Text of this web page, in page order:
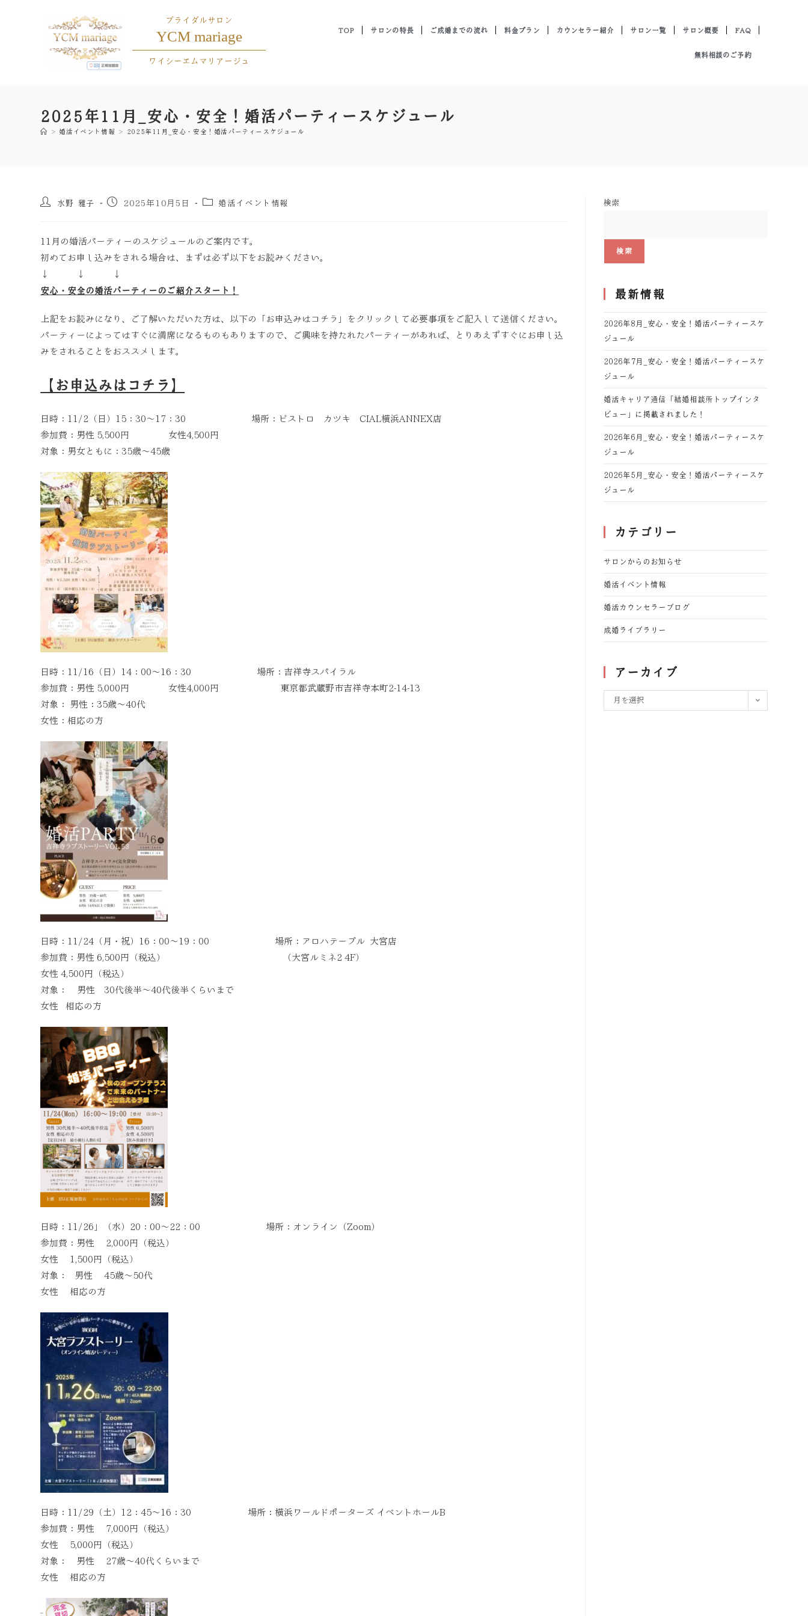
ブライダルサロン
YCM mariage
ワイシーエムマリアージュ
TOP サロンの特長 ご成婚までの流れ 料金プラン カウンセラー紹介 サロン一覧 サロン概要 FAQ
無料相談のご予約
2025年11月_安心・安全！婚活パーティースケジュール
> 婚活イベント情報 > 2025年11月_安心・安全！婚活パーティースケジュール
水野 雅子 2025年10月5日 婚活イベント情報
11月の婚活パーティーのスケジュールのご案内です。
初めてお申し込みをされる場合は、まずは必ず以下をお読みください。
↓ ↓ ↓
安心・安全の婚活パーティーのご紹介スタート！
上記をお読みになり、ご了解いただいた方は、以下の「お申込みはコチラ」をクリックして必要事項をご記入して送信ください。
パーティーによってはすぐに満席になるものもありますので、ご興味を持たれたパーティーがあれば、とりあえずすぐにお申し込
みをされることをおススメします。
【お申込みはコチラ】
日時：11/2（日）15：30～17：30 場所：ビストロ カツキ CIAL横浜ANNEX店
参加費：男性 5,500円 女性4,500円
対象：男女ともに：35歳～45歳
日時：11/16（日）14：00～16：30 場所：吉祥寺スパイラル
参加費：男性 5,000円 女性4,000円 東京都武蔵野市吉祥寺本町2-14-13
対象： 男性：35歳～40代
女性：相応の方
日時：11/24（月・祝）16：00～19：00 場所：アロハテーブル 大宮店
参加費：男性 6,500円（税込） （大宮ルミネ2 4F）
女性 4,500円（税込）
対象： 男性 30代後半～40代後半くらいまで
女性 相応の方
日時：11/26」（水）20：00～22：00 場所：オンライン（Zoom）
参加費：男性 2,000円（税込）
女性 1,500円（税込）
対象： 男性 45歳～50代
女性 相応の方
日時：11/29（土）12：45～16：30 場所：横浜ワールドポーターズ イベントホールB
参加費：男性 7,000円（税込）
女性 5,000円（税込）
対象： 男性 27歳～40代くらいまで
女性 相応の方
検索
検索
最新情報
2026年8月_安心・安全！婚活パーティースケ
ジュール
2026年7月_安心・安全！婚活パーティースケ
ジュール
婚活キャリア通信「結婚相談所トップインタ
ビュー」に掲載されました！
2026年6月_安心・安全！婚活パーティースケ
ジュール
2026年5月_安心・安全！婚活パーティースケ
ジュール
カテゴリー
サロンからのお知らせ
婚活イベント情報
婚活カウンセラーブログ
成婚ライブラリー
アーカイブ
月を選択